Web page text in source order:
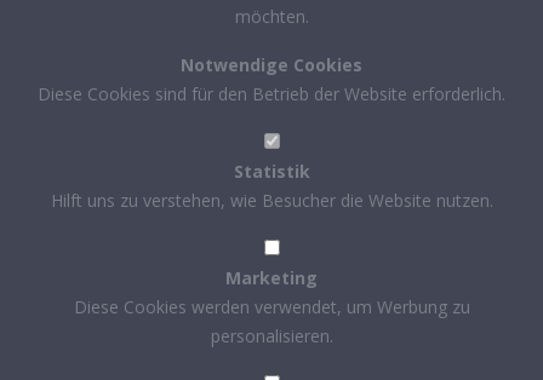
möchten.
Notwendige Cookies
Diese Cookies sind für den Betrieb der Website erforderlich.
Statistik
Hilft uns zu verstehen, wie Besucher die Website nutzen.
Marketing
Diese Cookies werden verwendet, um Werbung zu
personalisieren.